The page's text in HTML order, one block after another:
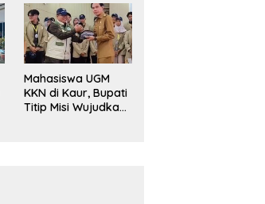
Mahasiswa UGM
KKN di Kaur, Bupati
Titip Misi Wujudkan